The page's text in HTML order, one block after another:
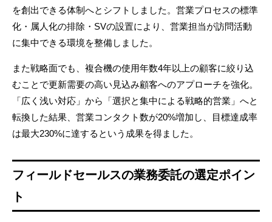
を創出できる体制へとシフトしました。営業プロセスの標準
化・属人化の排除・SVの設置により、営業担当が訪問活動
に集中できる環境を整備しました。
また戦略面でも、複合機の使用年数4年以上の顧客に絞り込
むことで更新需要の高い見込み顧客へのアプローチを強化。
「広く浅い対応」から「選択と集中による戦略的営業」へと
転換した結果、営業コンタクト数が20%増加し、目標達成率
は最大230%に達するという成果を得ました。
フィールドセールスの業務委託の選定ポイン
ト